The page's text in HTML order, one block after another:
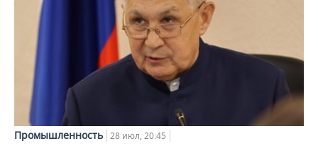
Промышленность 28 июл, 20:45